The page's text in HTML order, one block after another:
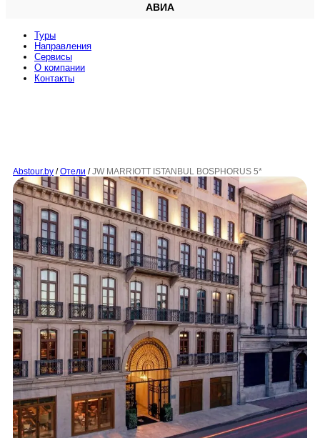
АВИА
Туры
Направления
Сервисы
O компании
Контакты
Abstour.by / Отели / JW MARRIOTT ISTANBUL BOSPHORUS 5*